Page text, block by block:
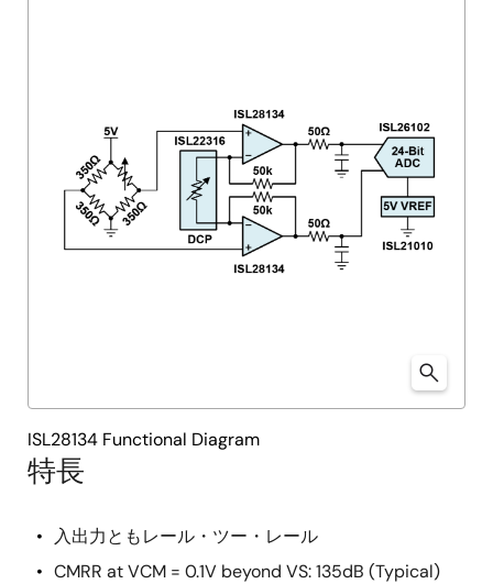
特長
入出力ともレール・ツー・レール
CMRR at VCM = 0.1V beyond VS: 135dB (Typical)
ISL28134 Functional Diagram